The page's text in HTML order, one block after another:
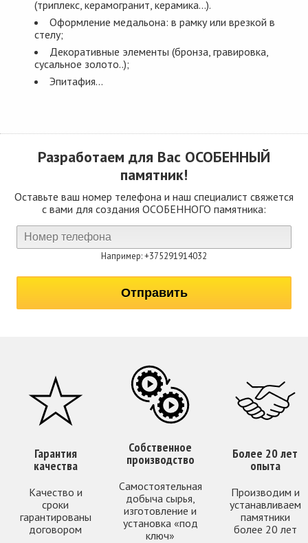
(триплекс, керамогранит, керамика...).
Оформление медальона: в рамку или врезкой в
стелу;
Декоративные элементы (бронза, гравировка,
сусальное золото..);
Эпитафия...
Разработаем для Вас ОСОБЕННЫЙ
памятник!
Оставьте ваш номер телефона и наш специалист свяжется
с вами для создания ОСОБЕННОГО памятника:
Например: +375291914032
Гарантия
качества
Качество и
сроки
гарантированы
договором
Собственное
производство
Самостоятельная
добыча сырья,
изготовление и
установка «под
ключ»
Более 20 лет
опыта
Производим и
устанавливаем
памятники
более 20 лет